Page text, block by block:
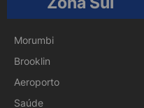
Morumbi
Brooklin
Aeroporto
Saúde